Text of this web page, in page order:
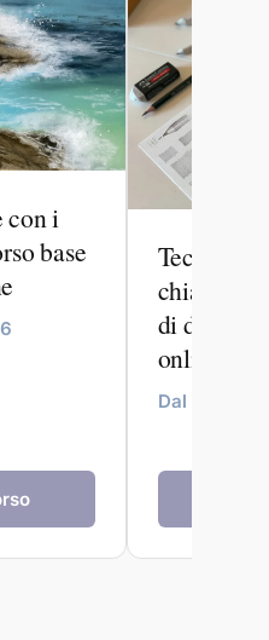
con i
base
Tecniche
di
online
Dal 09